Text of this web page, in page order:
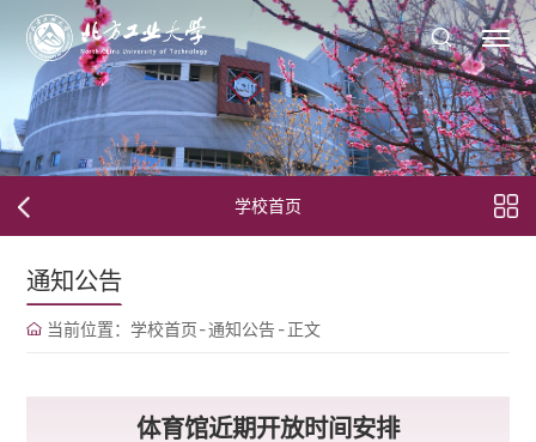
学校首页
通知公告
当前位置： 学校首页-通知公告-正文
体育馆近期开放时间安排